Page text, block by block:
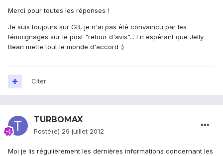
Merci pour toutes les réponses !
Je suis toujours sur GB, je n'ai pas été convaincu par les
témoignages sur le post "retour d'avis"... En espérant que Jelly
Bean mette tout le monde d'accord :)
Citer
TURBOMAX
Posté(e) 29 juillet 2012
Moi je lis régulièrement les dernières informations concernant les